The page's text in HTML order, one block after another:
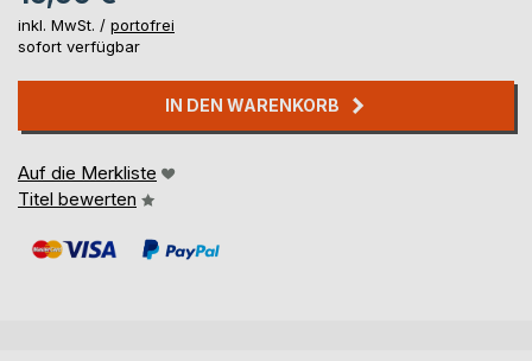
inkl. MwSt. / portofrei
sofort verfügbar
IN DEN WARENKORB
Auf die Merkliste
Titel bewerten